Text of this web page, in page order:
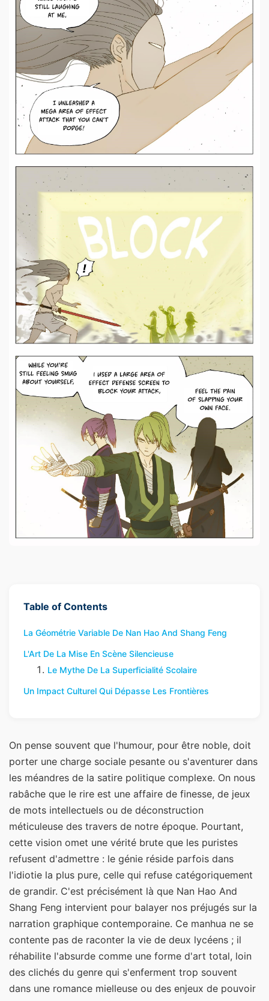
Table of Contents
La Géométrie Variable De Nan Hao And Shang Feng
L'Art De La Mise En Scène Silencieuse
Le Mythe De La Superficialité Scolaire
Un Impact Culturel Qui Dépasse Les Frontières
On pense souvent que l'humour, pour être noble, doit
porter une charge sociale pesante ou s'aventurer dans
les méandres de la satire politique complexe. On nous
rabâche que le rire est une affaire de finesse, de jeux
de mots intellectuels ou de déconstruction
méticuleuse des travers de notre époque. Pourtant,
cette vision omet une vérité brute que les puristes
refusent d'admettre : le génie réside parfois dans
l'idiotie la plus pure, celle qui refuse catégoriquement
de grandir. C'est précisément là que Nan Hao And
Shang Feng intervient pour balayer nos préjugés sur la
narration graphique contemporaine. Ce manhua ne se
contente pas de raconter la vie de deux lycéens ; il
réhabilite l'absurde comme une forme d'art total, loin
des clichés du genre qui s'enferment trop souvent
dans une romance mielleuse ou des enjeux de pouvoir